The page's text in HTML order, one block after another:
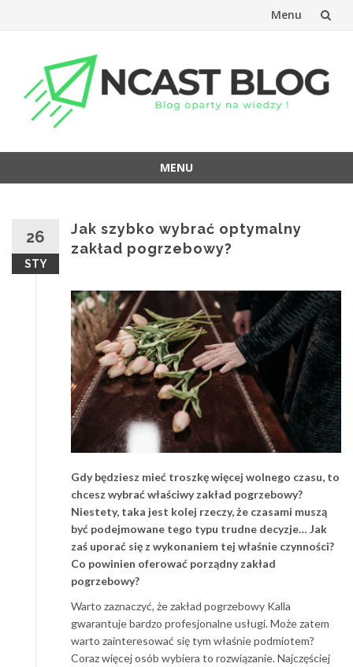
Menu
treści
MENU
26
STY
Jak szybko wybrać optymalny
zakład pogrzebowy?
Gdy będziesz mieć troszkę więcej wolnego czasu, to
chcesz wybrać właściwy zakład pogrzebowy?
Niestety, taka jest kolej rzeczy, że czasami muszą
być podejmowane tego typu trudne decyzje… Jak
zaś uporać się z wykonaniem tej właśnie czynności?
Co powinien oferować porządny zakład
pogrzebowy?
Warto zaznaczyć, że zakład pogrzebowy Kalla
gwarantuje bardzo profesjonalne usługi. Może zatem
warto zainteresować się tym właśnie podmiotem?
Coraz więcej osób wybiera to rozwiązanie. Najczęściej